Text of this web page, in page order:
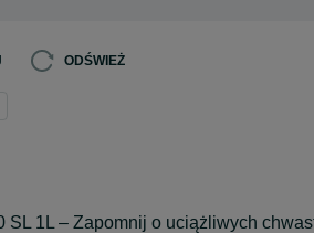
ODŚWIEŻ
SL 1L – Zapomnij o uciążliwych